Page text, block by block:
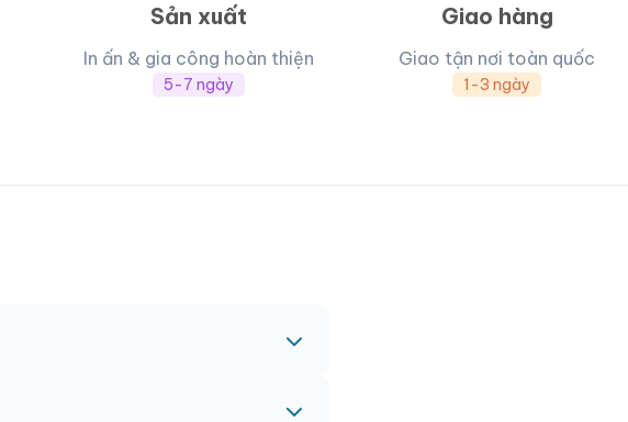
Sản xuất
In ấn & gia công hoàn thiện
5-7 ngày
Giao hàng
Giao tận nơi toàn quốc
1-3 ngày